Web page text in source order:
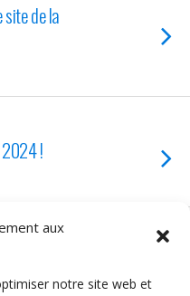
aux
notre site web et
de la
!